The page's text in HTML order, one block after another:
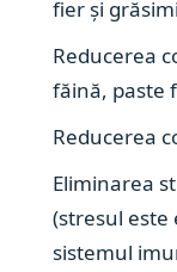
fier și
Reducerea
făină, paste
Reducerea
Eliminarea
(stresul
sistemul